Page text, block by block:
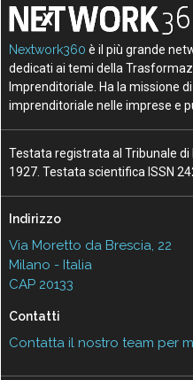
Nextwork360 è il più grande
dedicati ai temi della
Imprenditoriale. Ha la missione
imprenditoriale nelle imprese e
Testata registrata al Tribunale
1927. Testata scientifica ISSN
Indirizzo
Via Moretto da Brescia, 22
Milano - Italia
CAP 20133
Contatti
Contatta il nostro team per